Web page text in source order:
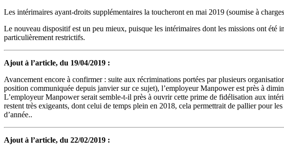
Les intérimaires ayant-droits supplémentaires la toucheront en mai 2019 (soumise à
Le nouveau dispositif est un peu mieux, puisque les intérimaires dont les missions ont été
particulièrement restrictifs.
Ajout à l’article, du 19/04/2019 :
Avancement encore à confirmer : suite aux récriminations portées par plusieurs
position communiquée depuis janvier sur ce sujet), l’employeur Manpower est près à
L’employeur Manpower serait semble-t-il près à ouvrir cette prime de fidélisation aux
restent très exigeants, dont celui de temps plein en 2018, cela permettrait de pallier pour
d’année..
Ajout à l’article, du 22/02/2019 :